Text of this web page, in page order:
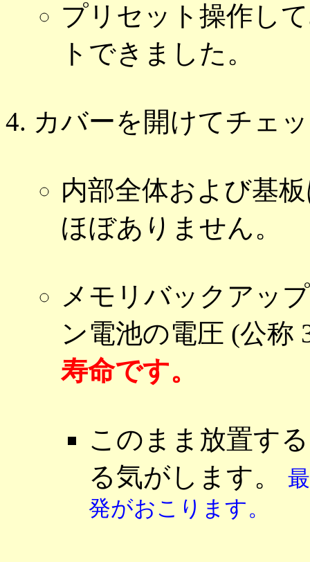
プリセット操作し
トできました。
カバーを開けてチェ
内部全体および基
ほぼありません。
メモリバックアッ
ン電池の電圧 (公称
寿命です。
このまま放置す
る気がします。
発がおこります。